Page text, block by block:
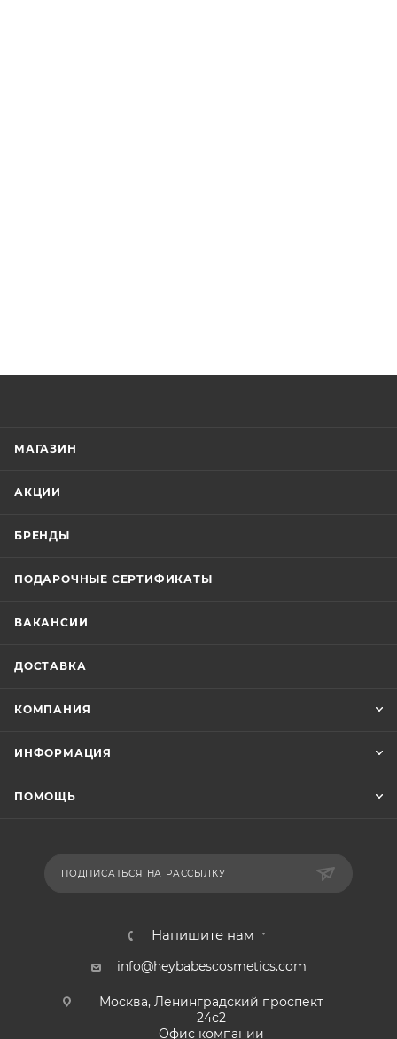
МАГАЗИН
АКЦИИ
БРЕНДЫ
ПОДАРОЧНЫЕ СЕРТИФИКАТЫ
ВАКАНСИИ
ДОСТАВКА
КОМПАНИЯ
ИНФОРМАЦИЯ
ПОМОЩЬ
ПОДПИСАТЬСЯ НА РАССЫЛКУ
Напишите нам
info@heybabescosmetics.com
Москва, Ленинградский проспект
24с2
Офис компании